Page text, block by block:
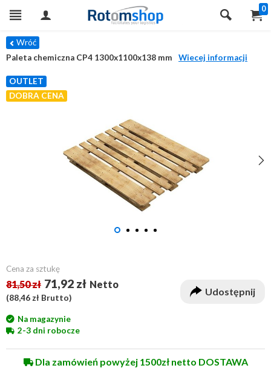
0
Wróć
Paleta chemiczna CP4 1300x1100x138 mm
Wiecej informacji
OUTLET
DOBRA CENA
Cena za sztukę
81,50 zł 71,92 zł Netto
(88,46 zł Brutto)
Udostępnij
Na magazynie
2-3 dni robocze
Dla zamówień powyżej 1500zł netto DOSTAWA